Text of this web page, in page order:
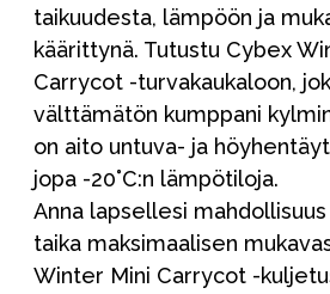
taikuudesta, lämpöön ja
käärittynä. Tutustu Cybex
Carrycot -turvakaukaloon,
välttämätön kumppani
on aito untuva- ja
jopa -20˚C:n lämpötiloja.
Anna lapsellesi
taika maksimaalisen
Winter Mini Carrycot -